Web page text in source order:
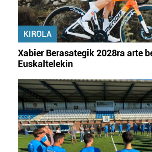
KIROLA
Xabier Berasategik 2028ra arte
Euskaltelekin